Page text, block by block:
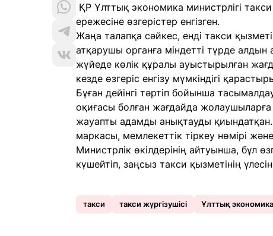
ҚР Ұлттық экономика министрлігі
ережесіне өзгерістер енгізген.
Жаңа талапқа сәйкес, енді такси
атқарушы органға міндетті түрде
жүйеде көлік құралы ауыстырылған
кезде өзгеріс енгізу мүмкіндігі
Бұған дейінгі тәртіп бойынша
оқиғасы болған жағдайда
жауапты адамды анықтауды қиындатқан.
маркасы, мемлекеттік тіркеу нөмірі
Министрлік өкілдерінің айтуынша, бұл
күшейтіп, заңсыз такси қызметінің
такси такси жүргізушісі Ұлттық экономика